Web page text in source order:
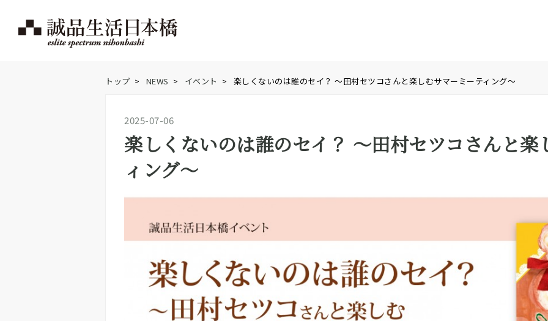
トップ > NEWS > イベント > 楽しくないのは誰のセイ？ ～田村セツコさんと楽しむサマーミーティング～
2025-07-06
楽しくないのは誰のセイ？ ～田村セツコさんと楽
ィング～